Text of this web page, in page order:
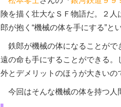
険を描く壮大なＳＦ物語だ。２
郎が抱く“機械の体を手にする”と
鉄郎が機械の体になることがで
遠の命も手にすることができる
外とデメリットのほうが大きいの
今回はそんな機械の体を持つ人